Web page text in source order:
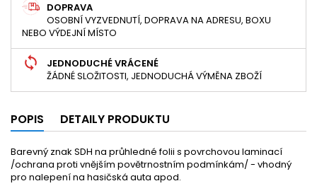
DOPRAVA
OSOBNÍ VYZVEDNUTÍ, DOPRAVA NA ADRESU, BOXU
NEBO VÝDEJNÍ MÍSTO
JEDNODUCHÉ VRÁCENÉ
ŽÁDNÉ SLOŽITOSTI, JEDNODUCHÁ VÝMĚNA ZBOŽÍ
POPIS DETAILY PRODUKTU
Barevný znak SDH na průhledné folii s povrchovou laminací
/ochrana proti vnějším povětrnostním podmínkám/ - vhodný
pro nalepení na hasičská auta apod.